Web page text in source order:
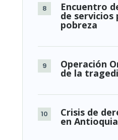
Encuentro
de servicios
pobreza
Operación
de la
Crisis de
en